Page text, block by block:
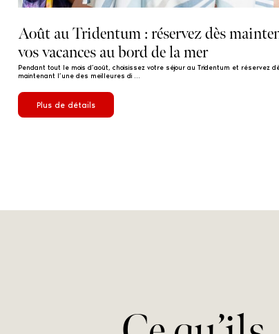
Août au Tridentum : réservez dès
vos vacances au bord de la mer
Pendant tout le mois d’août, choisissez votre séjour au Tridentum et réservez
maintenant l’une des meilleures di ...
Plus de détails
début septembre 2012 dans un cadre